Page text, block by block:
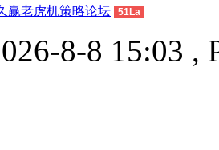
赢老虎机策略论坛 51La
8-8 15:03 ,